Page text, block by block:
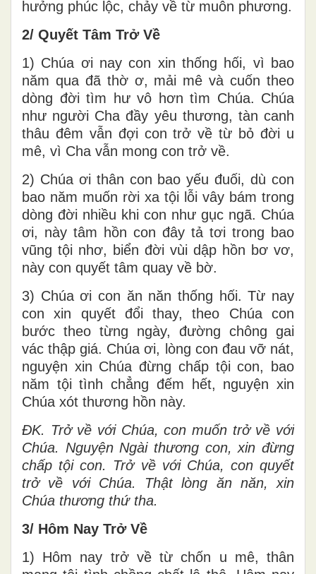
hưởng phúc lộc, chảy về từ muôn phương.
2/ Quyết Tâm Trở Về
1) Chúa ơi nay con xin thống hối, vì bao
năm qua đã thờ ơ, mải mê và cuốn theo
dòng đời tìm hư vô hơn tìm Chúa. Chúa
như người Cha đầy yêu thương, tàn canh
thâu đêm vẫn đợi con trở về từ bỏ đời u
mê, vì Cha vẫn mong con trở về.
2) Chúa ơi thân con bao yếu đuối, dù con
bao năm muốn rời xa tội lỗi vây bám trong
dòng đời nhiều khi con như gục ngã. Chúa
ơi, này tâm hồn con đây tả tơi trong bao
vũng tội nhơ, biển đời vùi dập hồn bơ vơ,
này con quyết tâm quay về bờ.
3) Chúa ơi con ăn năn thống hối. Từ nay
con xin quyết đổi thay, theo Chúa con
bước theo từng ngày, đường chông gai
vác thập giá. Chúa ơi, lòng con đau vỡ nát,
nguyện xin Chúa đừng chấp tội con, bao
năm tội tình chẳng đếm hết, nguyện xin
Chúa xót thương hồn này.
ĐK. Trở về với Chúa, con muốn trở về với
Chúa. Nguyện Ngài thương con, xin đừng
chấp tội con. Trở về với Chúa, con quyết
trở về với Chúa. Thật lòng ăn năn, xin
Chúa thương thứ tha.
3/ Hôm Nay Trở Về
1) Hôm nay trở về từ chốn u mê, thân